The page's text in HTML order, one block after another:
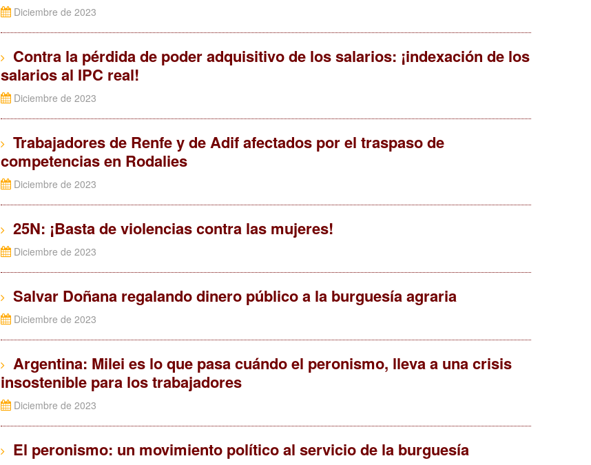
Diciembre de 2023
Contra la pérdida de poder adquisitivo de los salarios: ¡indexación de los
salarios al IPC real!
Diciembre de 2023
Trabajadores de Renfe y de Adif afectados por el traspaso de
competencias en Rodalies
Diciembre de 2023
25N: ¡Basta de violencias contra las mujeres!
Diciembre de 2023
Salvar Doñana regalando dinero público a la burguesía agraria
Diciembre de 2023
Argentina: Milei es lo que pasa cuándo el peronismo, lleva a una crisis
insostenible para los trabajadores
Diciembre de 2023
El peronismo: un movimiento político al servicio de la burguesía